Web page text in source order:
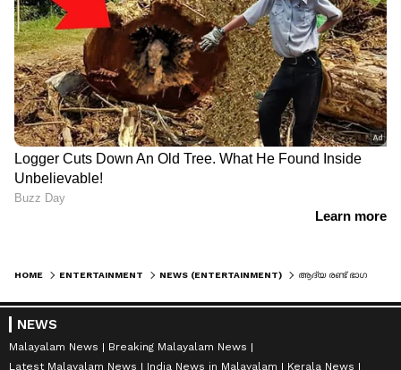
HOME ENTERTAINMENT NEWS (ENTERTAINMENT)
NEWS
Malayalam News
Breaking Malayalam News
Latest Malayalam News
India News in Malayalam
Kerala News